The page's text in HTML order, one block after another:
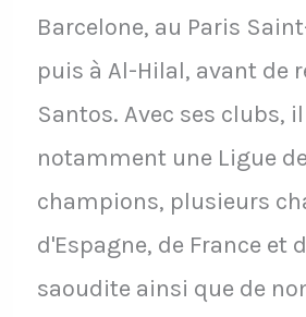
Barcelone, au Paris
puis à Al-Hilal, avant de
Santos. Avec ses clubs,
notamment une Ligue
champions, plusieurs
d'Espagne, de France et
saoudite ainsi que de